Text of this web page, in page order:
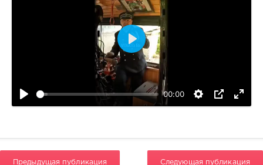
00:00
Воспроизвести
Предыдущая публикация Следующая публикация